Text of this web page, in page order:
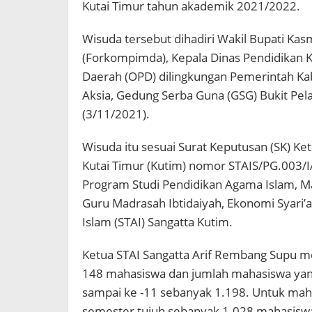
Kutai Timur tahun akademik 2021/2022.
Wisuda tersebut dihadiri Wakil Bupati
(Forkompimda), Kepala Dinas Pendidikan
Daerah (OPD) dilingkungan Pemerintah
Aksia, Gedung Serba Guna (GSG) Bukit
(3/11/2021).
Wisuda itu sesuai Surat Keputusan (SK)
Kutai Timur (Kutim) nomor STAIS/
Program Studi Pendidikan Agama Islam,
Guru Madrasah Ibtidaiyah, Ekonomi
Islam (STAI) Sangatta Kutim.
Ketua STAI Sangatta Arif Rembang Supu
148 mahasiswa dan jumlah mahasiswa
sampai ke -11 sebanyak 1.198. Untuk